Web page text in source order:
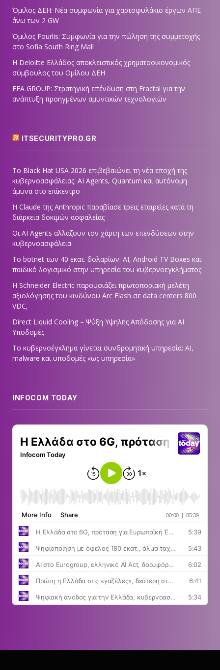
Όμιλος ΔΕΗ: Νέα συμφωνία για χαρτοφυλάκιο έργων ΑΠΕ
άνω των 2 GW
Όμιλος Fourlis: Συμφωνία για την πώληση της συμμετοχής
στο Sofia South Ring Mall
Η Deloitte Ελλάδος αποκλειστικός χρηματοοικονομικός
σύμβουλος του Ομίλου ΔΕΗ
EFA GROUP: Στρατηγική επένδυση στη Fractal για την
ανάπτυξη προηγμένων αμυντικών τεχνολογιών
ITSECURITYPRO.GR
Το Black Hat USA 2026 επιβεβαιώνει τη νέα εποχή της
κυβερνοασφάλειας: AI Agents, Quantum και αυτόνομη
άμυνα στο επίκεντρο
Η Claude της Anthropic παραβίασε τρεις εταιρείες κατά τη
διάρκεια δοκιμών ασφαλείας
Οι AI Agents αλλάζουν τον χάρτη των επενδύσεων στην
κυβερνοασφάλεια
Το botnet των 40 εκατ. δολαρίων: AI, Android TV Boxes και
παιδικό λογισμικό στην υπηρεσία του κυβερνοεγκλήματος
Η Schneider Electric παρουσιάζει πρωτοποριακή μελέτη
αξιολόγησης του κινδύνου Arc Flash σε data centers 800
VDC,
Direct Liquid Cooling – Ψύξη Υψηλής Απόδοσης για AI
Υποδομές
Το κυβερνοέγκλημα γίνεται συνδρομητική υπηρεσία: AI,
malware και υποδομές «ως υπηρεσία»
INFOCOM TODAY